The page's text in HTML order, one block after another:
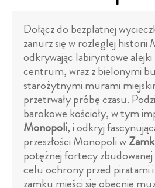
Dołącz do bezpłatnej
zanurz się w rozległej historii
odkrywając labiryntowe
centrum, wraz z bielonymi
starożytnymi murami
przetrwały próbę czasu.
barokowe kościoły, w tym
Monopoli, i odkryj
przeszłości Monopoli w
potężnej fortecy
celu ochrony przed piratami
zamku mieści się obecnie